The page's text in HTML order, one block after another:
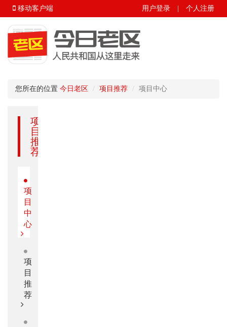
用户登录 个人注册
移动客户端
您所在的位置 今日老区 项目推荐 项目中心
项
目
推
荐
项
目
中
心
项
目
推
荐